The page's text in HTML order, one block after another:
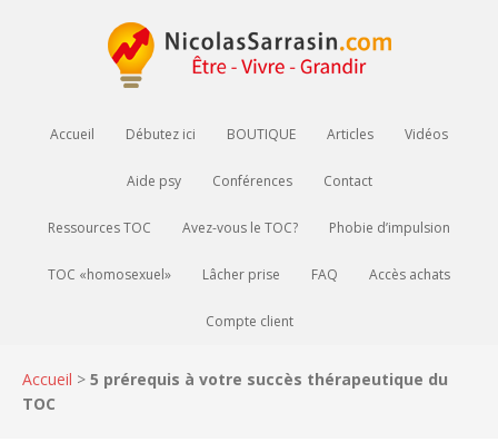
Accueil Débutez ici BOUTIQUE Articles Vidéos
Aide psy Conférences Contact
Ressources TOC Avez-vous le TOC? Phobie d’impulsion
TOC «homosexuel» Lâcher prise FAQ Accès achats
Compte client
Accueil > 5 prérequis à votre succès thérapeutique du
TOC